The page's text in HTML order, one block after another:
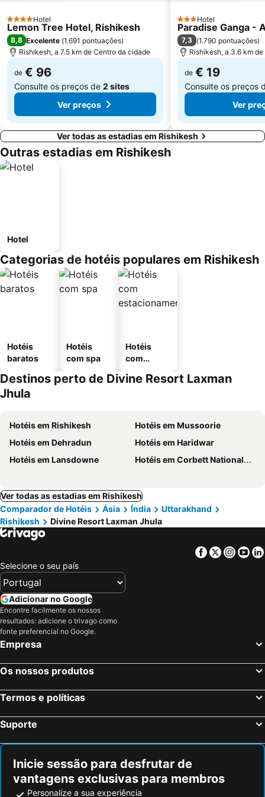
4 Estrelas
Hotel
Lemon Tree Hotel, Rishikesh
8,8 Excelente (1.691 pontuações)
Rishikesh, a 7.5 km de Centro da cidade
de € 96
Consulte os preços de 2 sites
Ver preços
3 Estrelas
Hotel
Paradise Ganga -
7,3 (1.790 pontuações)
Rishikesh, a 3.6 km
de € 19
Consulte os preços
Ver
Ver todas as estadias em Rishikesh
Outras estadias em Rishikesh
Hotel
Categorias de hotéis populares em Rishikesh
Hotéis
baratos
Hotéis
com spa
Hotéis
com
mento
Destinos perto de Divine Resort Laxman
Jhula
Hotéis em Rishikesh
Hotéis em Mussoorie
Hotéis em Dehradun
Hotéis em Haridwar
Hotéis em Lansdowne
Hotéis em Corbett Nationalpark
Ver todas as estadias em Rishikesh
Comparador de Hotéis
Ásia Índia
Uttarakhand
Rishikesh
Divine Resort Laxman Jhula
Facebook
Twitter
Selecione o seu país
Adicionar no Google
Encontre facilmente os nossos
resultados: adicione o trivago como
fonte preferencial no Google.
Empresa
Os nossos produtos
Termos e políticas
Suporte
Inicie sessão para desfrutar de
vantagens exclusivas para membros
Personalize a sua experiência